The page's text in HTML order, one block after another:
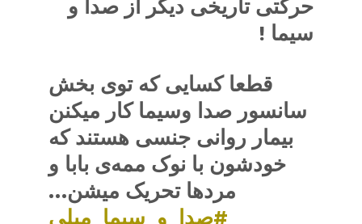
حرکتی تاریخی دیگر از صدا و
سیما !
قطعا کسایی که توی بخش
سانسور صدا وسیما کار میکنن
بیمار روانی جنسی هستند که
خودشون با نوک ممه‌ی بابا و
مردها تحریک میشن…
#صدا_و_سیما_میلی